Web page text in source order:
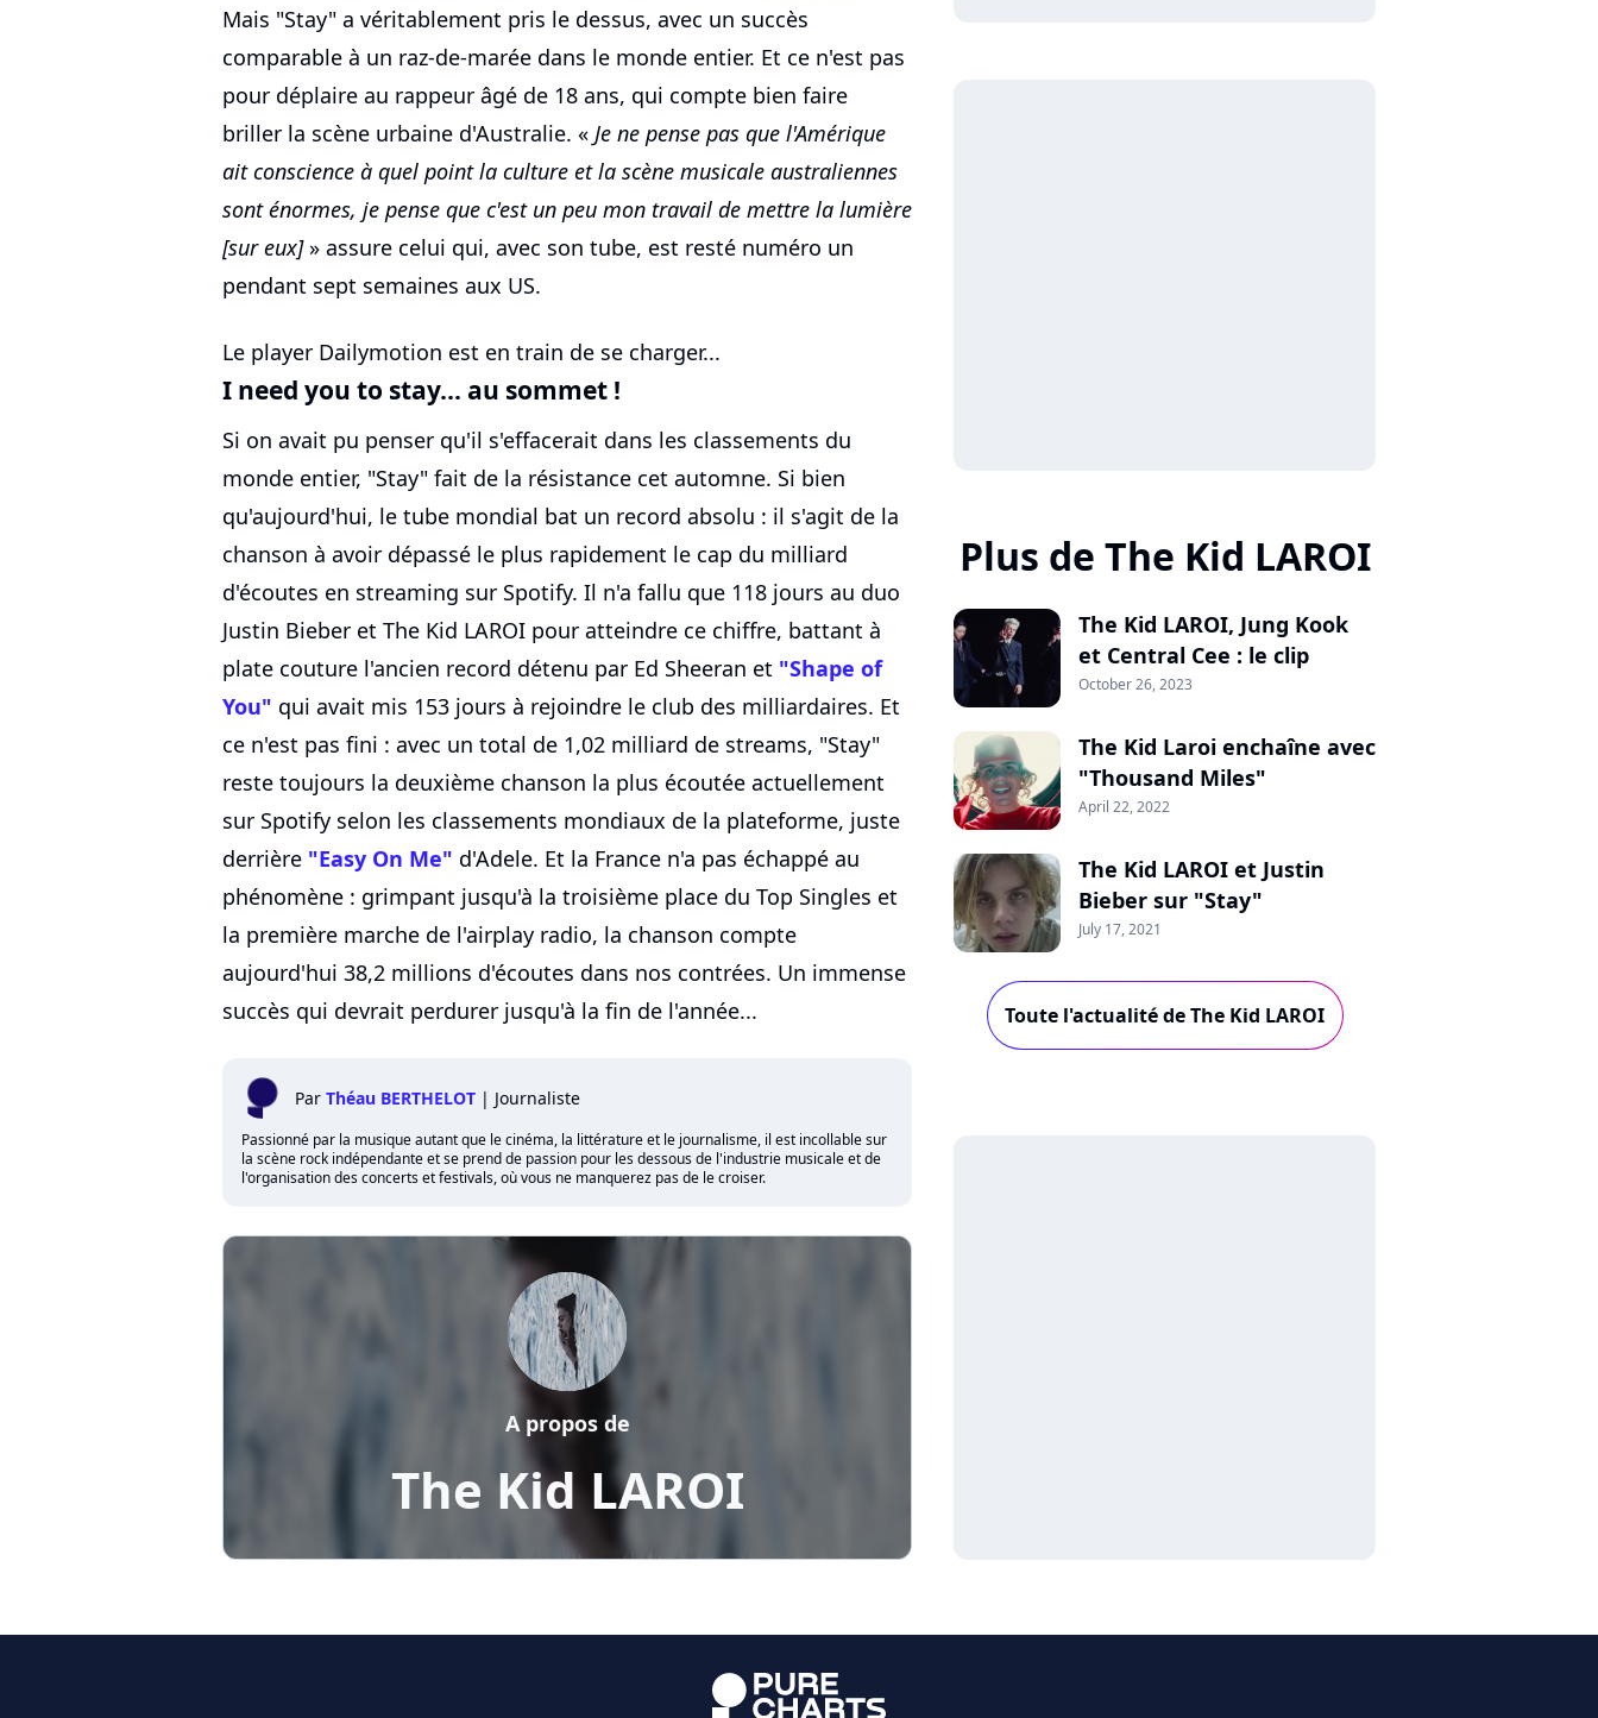
Mais "Stay" a véritablement pris le dessus, avec un succès
comparable à un raz-de-marée dans le monde entier. Et ce n'est pas
pour déplaire au rappeur âgé de 18 ans, qui compte bien faire
briller la scène urbaine d'Australie. « Je ne pense pas que l'Amérique
ait conscience à quel point la culture et la scène musicale australiennes
sont énormes, je pense que c'est un peu mon travail de mettre la lumière
[sur eux]» assure celui qui, avec son tube, est resté numéro un
pendant sept semaines aux US.
Le player Dailymotion est en train de se charger...
I need you to stay... au sommet !
Si on avait pu penser qu'il s'effacerait dans les classements du
monde entier, "Stay" fait de la résistance cet automne. Si bien
qu'aujourd'hui, le tube mondial bat un record absolu : il s'agit de la
chanson à avoir dépassé le plus rapidement le cap du milliard
d'écoutes en streaming sur Spotify. Il n'a fallu que 118 jours au duo
Justin Bieber et The Kid LAROI pour atteindre ce chiffre, battant à
plate couture l'ancien record détenu par Ed Sheeran et "Shape of
You" qui avait mis 153 jours à rejoindre le club des milliardaires. Et
ce n'est pas fini : avec un total de 1,02 milliard de streams, "Stay"
reste toujours la deuxième chanson la plus écoutée actuellement
sur Spotify selon les classements mondiaux de la plateforme, juste
derrière "Easy On Me" d'Adele. Et la France n'a pas échappé au
phénomène : grimpant jusqu'à la troisième place du Top Singles et
la première marche de l'airplay radio, la chanson compte
aujourd'hui 38,2 millions d'écoutes dans nos contrées. Un immense
succès qui devrait perdurer jusqu'à la fin de l'année...
Par Théau BERTHELOT | Journaliste
Passionné par la musique autant que le cinéma, la littérature et le journalisme, il est incollable sur
la scène rock indépendante et se prend de passion pour les dessous de l'industrie musicale et de
l'organisation des concerts et festivals, où vous ne manquerez pas de le croiser.
The Kid LAROI
A propos de
Plus de The Kid LAROI
The Kid LAROI, Jung Kook
et Central Cee : le clip
October 26, 2023
The Kid Laroi enchaîne avec
"Thousand Miles"
April 22, 2022
The Kid LAROI et Justin
Bieber sur "Stay"
July 17, 2021
Toute l'actualité de The Kid LAROI